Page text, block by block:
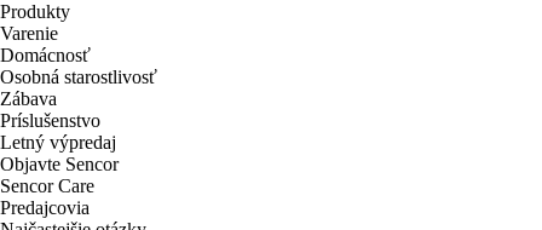
Produkty
Varenie
Domácnosť
Osobná starostlivosť
Zábava
Príslušenstvo
Letný výpredaj
Objavte Sencor
Sencor Care
Predajcovia